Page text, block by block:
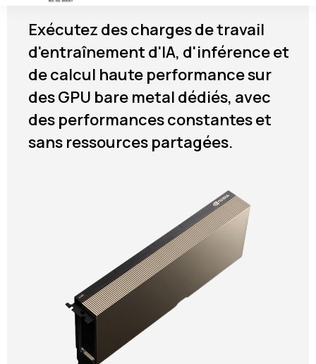
Exécutez des charges de travail
d'entraînement d'IA, d'inférence et
de calcul haute performance sur
des GPU bare metal dédiés, avec
des performances constantes et
sans ressources partagées.